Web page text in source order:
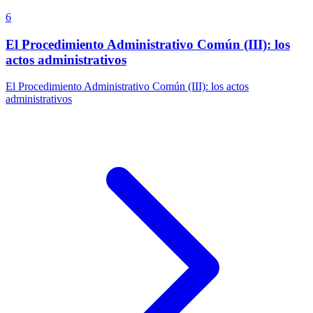
6
El Procedimiento Administrativo Común (III): los
actos administrativos
El Procedimiento Administrativo Común (III): los actos
administrativos